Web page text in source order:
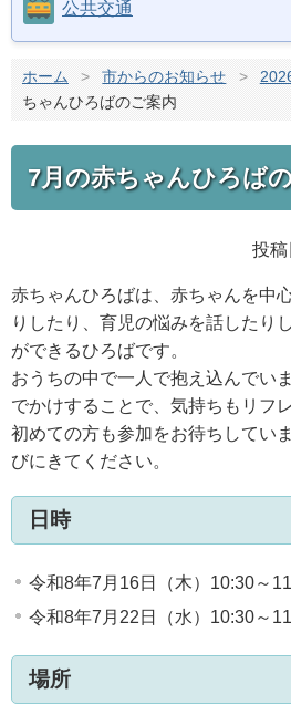
公共交通
ホーム > 市からのお知らせ >
ちゃんひろばのご案内
7月の赤ちゃんひろば
投
赤ちゃんひろばは、赤ちゃんを中
りしたり、育児の悩みを話したり
ができるひろばです。
おうちの中で一人で抱え込んで
でかけすることで、気持ちもリフ
初めての方も参加をお待ちしてい
びにきてください。
日時
令和8年7月16日（木）10:30～
令和8年7月22日（水）10:30～
場所